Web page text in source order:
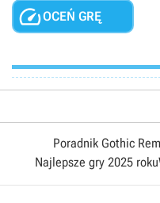
OCEŃ GRĘ
Poradnik Gothic
Najlepsze gry 2025 roku